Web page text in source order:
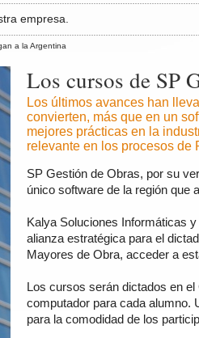
empresa.
a la Argentina
Los cursos de SP
Los últimos avances han
convierten, más que en un
mejores prácticas en la
relevante en los procesos de
SP Gestión de Obras, por su
único software de la región que
Kalya Soluciones Informáticas
alianza estratégica para el
Mayores de Obra, acceder a
Los cursos serán dictados en
computador para cada alumno.
para la comodidad de los